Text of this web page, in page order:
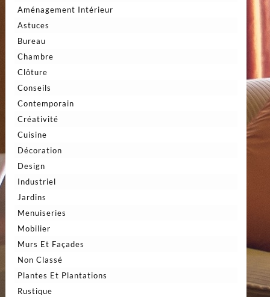
Aménagement Intérieur
Astuces
Bureau
Chambre
Clôture
Conseils
Contemporain
Créativité
Cuisine
Décoration
Design
Industriel
Jardins
Menuiseries
Mobilier
Murs Et Façades
Non Classé
Plantes Et Plantations
Rustique